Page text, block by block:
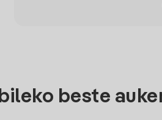
beste